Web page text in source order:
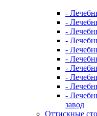
-
-
-
-
-
-
-
-
-
-
завод
Оттискные